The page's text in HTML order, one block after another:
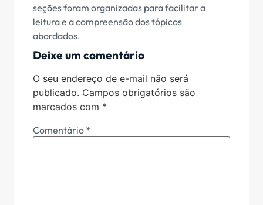
seções foram organizadas para facilitar a
leitura e a compreensão dos tópicos
abordados.
Deixe um comentário
O seu endereço de e-mail não será
publicado. Campos obrigatórios são
marcados com *
Comentário *